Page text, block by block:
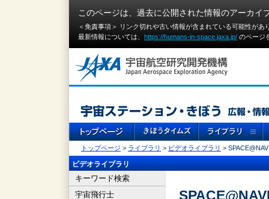
このページは、過去に公開された情報のアーカイ
＜免責事項＞ リンク切れや古い情報が含まれている可能性が
最新情報については、 https://humans-in-space.jaxa.jp/ のページ
トップページ > ライブラリ > ビデオライブラリ >
ビデオライブラリ
キーワード検索
宇宙飛行士